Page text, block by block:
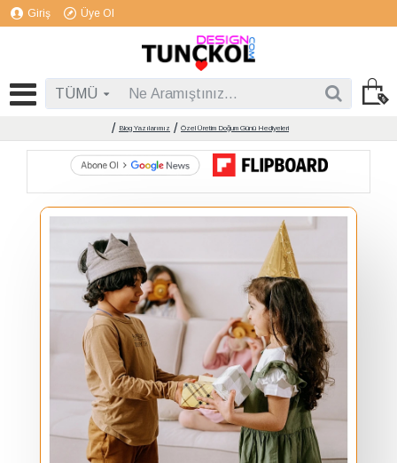
Giriş Üye Ol
TÜMÜ
Blog Yazılarımız Özel Üretim Doğum Günü Hediyeleri